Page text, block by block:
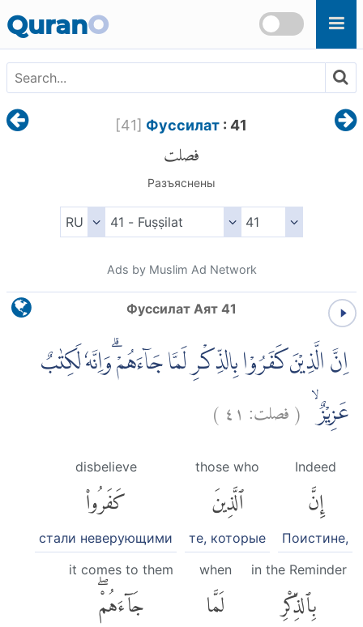
QuranO
[41] Фуссилат : 41
فصلت
Разъяснены
Ads by Muslim Ad Network
Фуссилат Аят 41
اِنَّ الَّذِيْنَ كَفَرُوْا بِالذِّكْرِ لَمَّا جَاۤءَهُمْ ۗوَاِنَّهٗ لَكِتٰبٌ
عَزِيْزٌ ۙ (فصلت: ٤١)
Indeed
إِنَّ
Поистине,
those who
ٱلَّذِينَ
те, которые
disbelieve
كَفَرُوا۟
стали неверующими
in the Reminder
بِٱلذِّكْرِ
when
لَمَّا
it comes to them
جَآءَهُمْۖ